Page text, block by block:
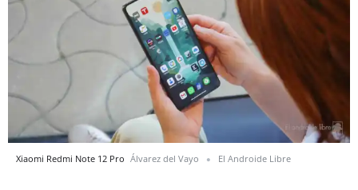
Xiaomi Redmi Note 12 Pro Álvarez del Vayo El Androide Libre